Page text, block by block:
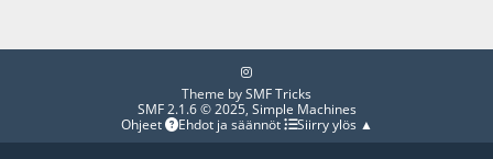
Theme bySMF Tricks
SMF 2.1.6 © 2025, Simple Machines
Ohjeet
Ehdot ja säännöt Siirry ylös ▲